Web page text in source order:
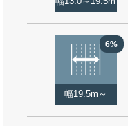
6%
幅19.5m～